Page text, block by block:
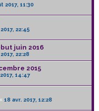
2017, 11:30
22:45
juin 2016
22:28
2015
14:47
« 18 avr. 2017, 12:28